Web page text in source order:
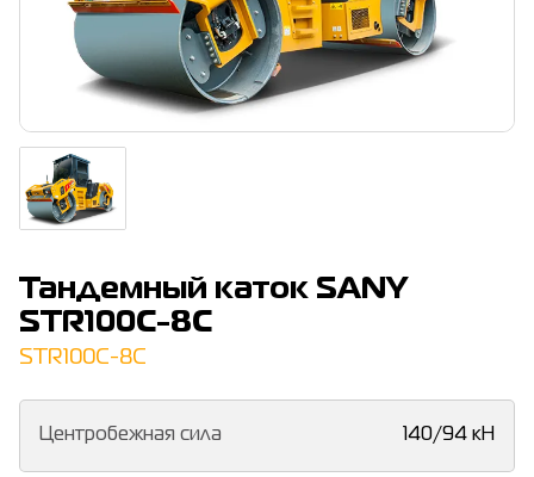
Тандемный каток SANY
STR100C-8C
STR100C-8C
Центробежная сила 140/94 кН